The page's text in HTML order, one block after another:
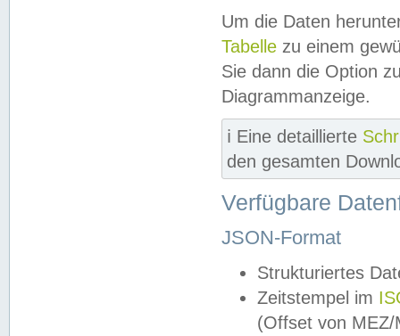
Um die Daten
Tabelle zu einem
Sie dann die Option
Diagrammanzeige.
ℹ️ Eine detaillierte
den gesamten
Verfügbare
JSON-Format
Strukturiertes
Zeitstempel im
(Offset von MEZ/